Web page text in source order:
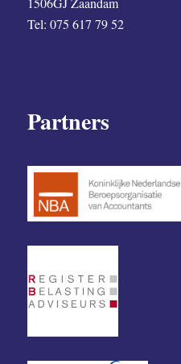
Tel: 075 617 79 52
Partners